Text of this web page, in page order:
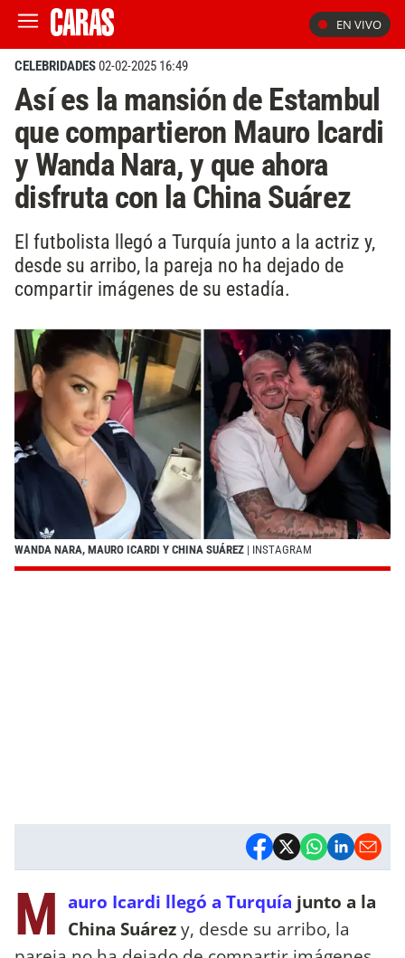
EN VIVO
CELEBRIDADES02-02-2025 16:49
Así es la mansión de Estambul
que compartieron Mauro Icardi
y Wanda Nara, y que ahora
disfruta con la China Suárez
El futbolista llegó a Turquía junto a la actriz y,
desde su arribo, la pareja no ha dejado de
compartir imágenes de su estadía.
WANDA NARA, MAURO ICARDI Y CHINA SUÁREZ | INSTAGRAM
M auro Icardi llegó a Turquía junto a la
China Suárezy, desde su arribo, la